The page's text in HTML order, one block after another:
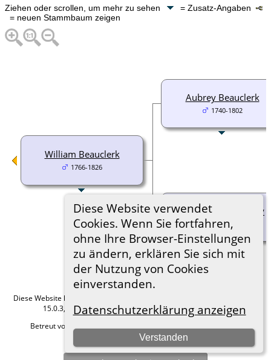
Diese Website verwendet
Cookies. Wenn Sie fortfahren,
ohne Ihre Browser-Einstellungen
zu ändern, erklären Sie sich mit
der Nutzung von Cookies
einverstanden.
Datenschutzerklärung anzeigen
Verstanden
Ziehen oder scrollen, um mehr zu sehen
= Zusatz-Angaben
= neuen Stammbaum zeigen
William Beauclerk
1766-1826
Aubrey Beauclerk
1740-1802
Catharina Ponsonby
1742-1789
Diese Website läuft mit
15.0.3, programmiert von Darrin Lythgoe © 2001-2026.
Betreut von
Hier geht es zum Impressum